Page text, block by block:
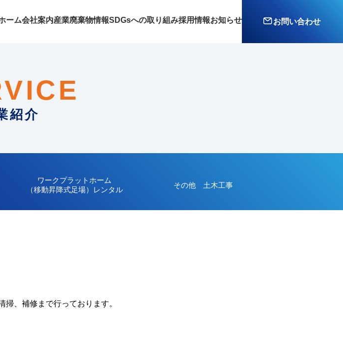
ーム会社案内産業廃棄物情報SDGsへの取り組み採用情報お知らせ お問い合わせ
紹介
ワークプラットホーム
（移動昇降式足場）
レンタル
その他 土木工事
、補修まで行っております。